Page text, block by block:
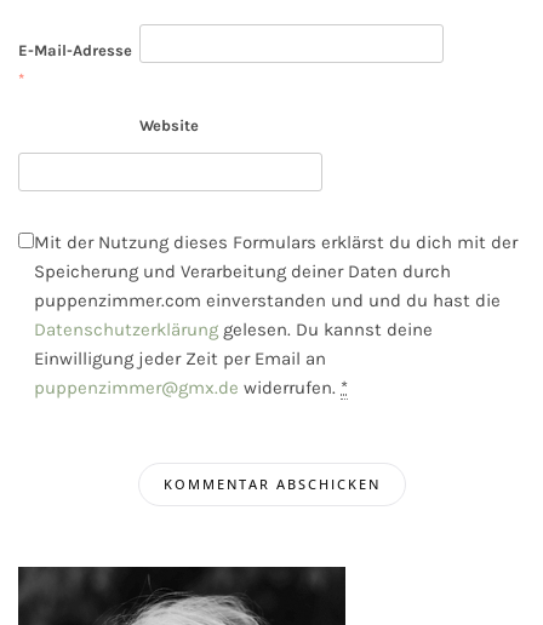
E-Mail-Adresse
*
Website
Mit der Nutzung dieses Formulars erklärst du dich mit der
Speicherung und Verarbeitung deiner Daten durch
puppenzimmer.com einverstanden und und du hast die
Datenschutzerklärung gelesen. Du kannst deine
Einwilligung jeder Zeit per Email an
puppenzimmer@gmx.de widerrufen. *